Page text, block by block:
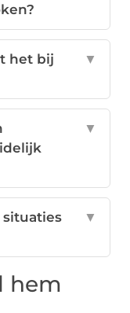
het bij
▼
▼
situaties
▼
hem